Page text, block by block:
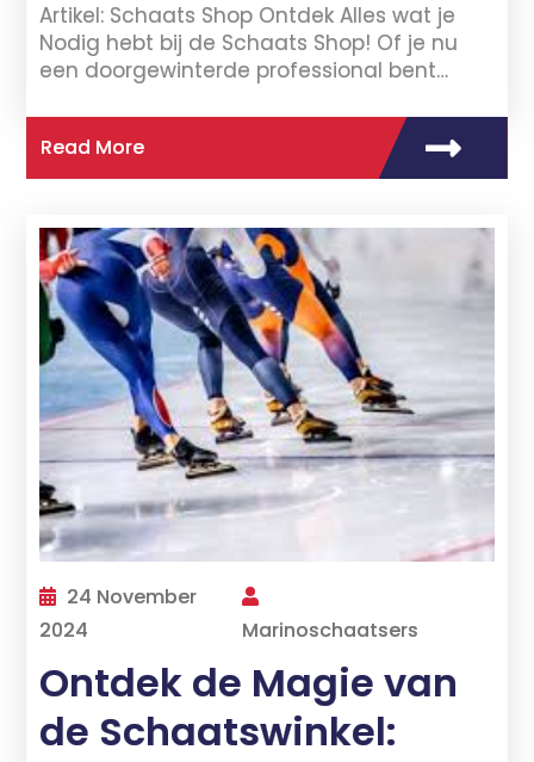
Artikel: Schaats Shop Ontdek Alles wat je
Nodig hebt bij de Schaats Shop! Of je nu
een doorgewinterde professional bent…
Read More
24 November
2024
Marinoschaatsers
Ontdek de Magie van
de Schaatswinkel: